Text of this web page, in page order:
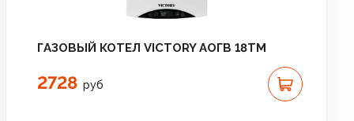
ГАЗОВЫЙ КОТЕЛ VICTORY АОГВ 18TМ
2728 руб